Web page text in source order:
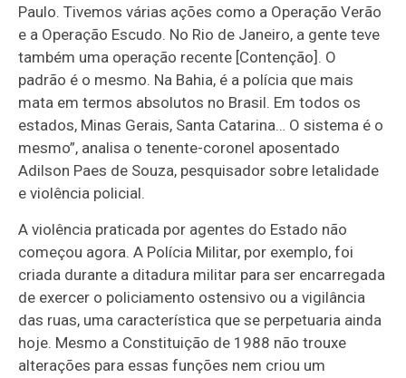
Paulo. Tivemos várias ações como a Operação Verão
e a Operação Escudo. No Rio de Janeiro, a gente teve
também uma operação recente [Contenção]. O
padrão é o mesmo. Na Bahia, é a polícia que mais
mata em termos absolutos no Brasil. Em todos os
estados, Minas Gerais, Santa Catarina… O sistema é o
mesmo”, analisa o tenente-coronel aposentado
Adilson Paes de Souza, pesquisador sobre letalidade
e violência policial.
A violência praticada por agentes do Estado não
começou agora. A Polícia Militar, por exemplo, foi
criada durante a ditadura militar para ser encarregada
de exercer o policiamento ostensivo ou a vigilância
das ruas, uma característica que se perpetuaria ainda
hoje. Mesmo a Constituição de 1988 não trouxe
alterações para essas funções nem criou um